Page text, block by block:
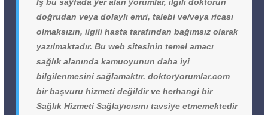
doğrudan veya dolaylı emri, talebi ve/veya ricası
olmaksızın, ilgili hasta tarafından bağımsız olarak
yazılmaktadır. Bu web sitesinin temel amacı
sağlık alanında kamuoyunun daha iyi
bilgilenmesini sağlamaktır. doktoryorumlar.com
bir başvuru hizmeti değildir ve herhangi bir
Sağlık Hizmeti Sağlayıcısını tavsiye etmemektedir